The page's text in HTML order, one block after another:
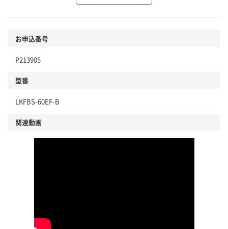
商品
本体
仕組
お申込番号
P213905
型番
LKFBS-60EF-B
関連動画